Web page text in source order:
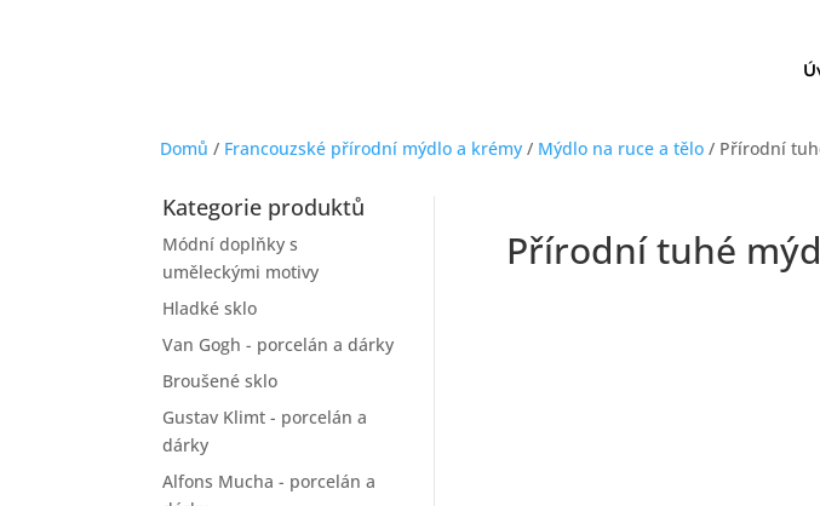
Domů / Francouzské přírodní mýdlo a krémy / Mýdlo na ruce a tělo / Přírodní
Kategorie produktů
Módní doplňky s
uměleckými motivy
Hladké sklo
Van Gogh - porcelán a dárky
Broušené sklo
Gustav Klimt - porcelán a
dárky
Alfons Mucha - porcelán a
Přírodní tuhé